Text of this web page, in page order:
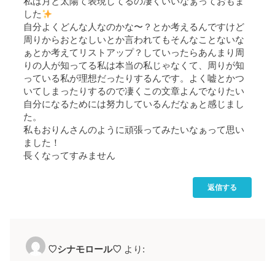
した
自分よくどんな人なのかな〜？とか考えるんですけど
周りからおとなしいとか言われてもそんなことないな
ぁとか考えてリストアップ？していったらあんまり周
りの人が知ってる私は本当の私じゃなくて、周りが知
っている私が理想だったりするんです。よく嘘とかつ
いてしまったりするので凄くこの文章よんでなりたい
自分になるためには努力しているんだなぁと感じまし
た。
私もおりんさんのように頑張ってみたいなぁって思い
ました！
長くなってすみません
返信する
♡シナモロール♡ より: